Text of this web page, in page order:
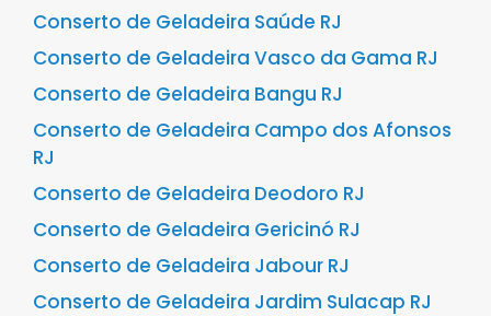
Conserto de Geladeira Saúde RJ
Conserto de Geladeira Vasco da Gama RJ
Conserto de Geladeira Bangu RJ
Conserto de Geladeira Campo dos Afonsos
RJ
Conserto de Geladeira Deodoro RJ
Conserto de Geladeira Gericinó RJ
Conserto de Geladeira Jabour RJ
Conserto de Geladeira Jardim Sulacap RJ